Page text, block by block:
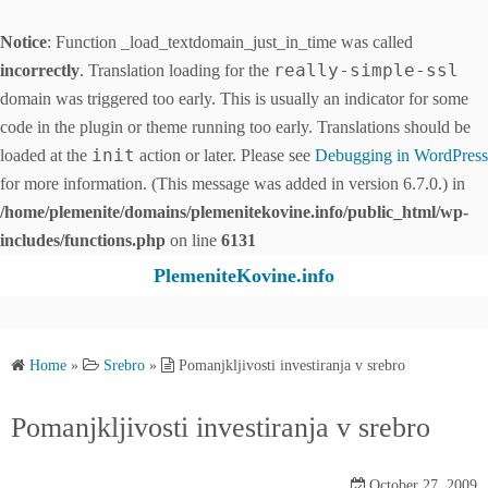
Notice: Function _load_textdomain_just_in_time was called
incorrectly. Translation loading for the really-simple-ssl
domain was triggered too early. This is usually an indicator for some
code in the plugin or theme running too early. Translations should be
loaded at the init action or later. Please see Debugging in WordPress
for more information. (This message was added in version 6.7.0.) in
/home/plemenite/domains/plemenitekovine.info/public_html/wp-
includes/functions.php on line 6131
PlemeniteKovine.info
Home » Srebro » Pomanjkljivosti investiranja v srebro
Pomanjkljivosti investiranja v srebro